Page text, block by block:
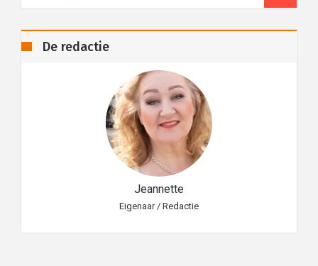
De redactie
Jeannette
Eigenaar / Redactie